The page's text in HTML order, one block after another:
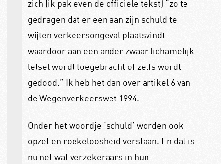
zich (ik pak even de officiële tekst) “zo te
gedragen dat er een aan zijn schuld te
wijten verkeersongeval plaatsvindt
waardoor aan een ander zwaar lichamelijk
letsel wordt toegebracht of zelfs wordt
gedood.” Ik heb het dan over artikel 6 van
de Wegenverkeerswet 1994.
Onder het woordje ‘schuld’ worden ook
opzet en roekeloosheid verstaan. En dat is
nu net wat verzekeraars in hun